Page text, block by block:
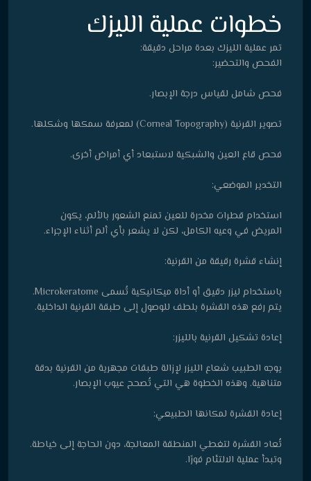
خطوات عملية الليزك
تمر عملية الليزك بعدة مراحل دقيقة:
الفحص والتحضير:
فحص شامل لقياس درجة الإبصار.
تصوير القرنية (Corneal Topography) لمعرفة سمكها وشكلها.
فحص قاع العين والشبكية لاستبعاد أي أمراض أخرى.
التخدير الموضعي:
استخدام قطرات مخدرة للعين تمنع الشعور بالألم، يكون
المريض في وعيه الكامل، لكن لا يشعر بأي ألم أثناء الإجراء.
إنشاء قشرة رقيقة من القرنية:
باستخدام ليزر دقيق أو أداة ميكانيكية تُسمى Microkeratome.
يتم رفع هذه القشرة بلطف للوصول إلى طبقة القرنية الداخلية.
إعادة تشكيل القرنية بالليزر:
يوجه الطبيب شعاع الليزر لإزالة طبقات مجهرية من القرنية بدقة
متناهية. وهذه الخطوة هي التي تُصحح عيوب الإبصار.
إعادة القشرة لمكانها الطبيعي:
تُعاد القشرة لتغطي المنطقة المعالجة، دون الحاجة إلى خياطة.
وتبدأ عملية الالتئام فورًا.